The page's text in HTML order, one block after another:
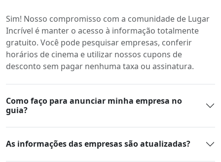
Sim! Nosso compromisso com a comunidade de Lugar
Incrível é manter o acesso à informação totalmente
gratuito. Você pode pesquisar empresas, conferir
horários de cinema e utilizar nossos cupons de
desconto sem pagar nenhuma taxa ou assinatura.
Como faço para anunciar minha empresa no
guia?
As informações das empresas são atualizadas?